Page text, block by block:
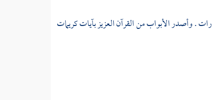
. وأصدر الأبواب من القرآن العزيز بآيات كريمات